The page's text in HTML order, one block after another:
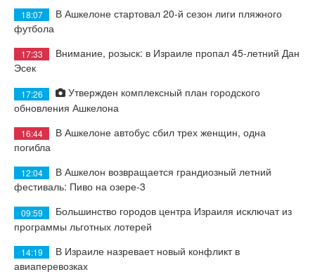
18:07
В Ашкелоне стартовал 20-й сезон лиги пляжного
футбола
17:33
Внимание, розыск: в Израиле пропал 45-летний Дан
Эсек
17:26
Утвержден комплексный план городского
обновления Ашкелона
16:44
В Ашкелоне автобус сбил трех женщин, одна
погибла
12:04
В Ашкелон возвращается грандиозный летний
фестиваль: Пиво на озере-3
09:59
Большинство городов центра Израиля исключат из
программы льготных лотерей
14:19
В Израиле назревает новый конфликт в
авиаперевозках